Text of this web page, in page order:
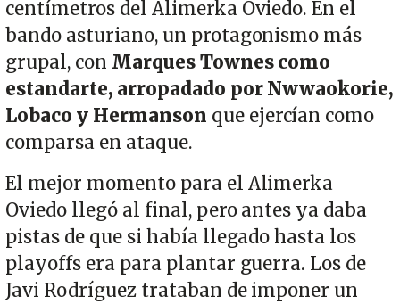
centímetros del Alimerka Oviedo. En el
bando asturiano, un protagonismo más
grupal, con Marques Townes como
estandarte, arropadado por Nwwaokorie,
Lobaco y Hermanson que ejercían como
comparsa en ataque.
El mejor momento para el Alimerka
Oviedo llegó al final, pero antes ya daba
pistas de que si había llegado hasta los
playoffs era para plantar guerra. Los de
Javi Rodríguez trataban de imponer un